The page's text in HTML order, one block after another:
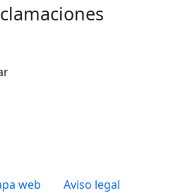
web
Aviso legal